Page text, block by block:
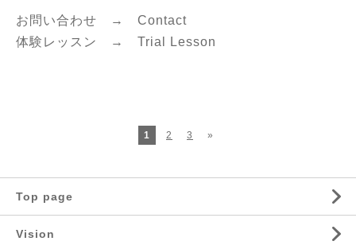
お問い合わせ → Contact
体験レッスン → Trial Lesson
1 2 3 »
Top page
Vision